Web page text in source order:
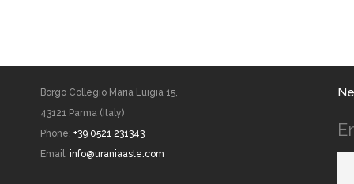
Borgo Collegio Maria Luigia 15,
43121 Parma (Italy)
Phone: +39 0521 231343
Email: info@uraniaaste.com